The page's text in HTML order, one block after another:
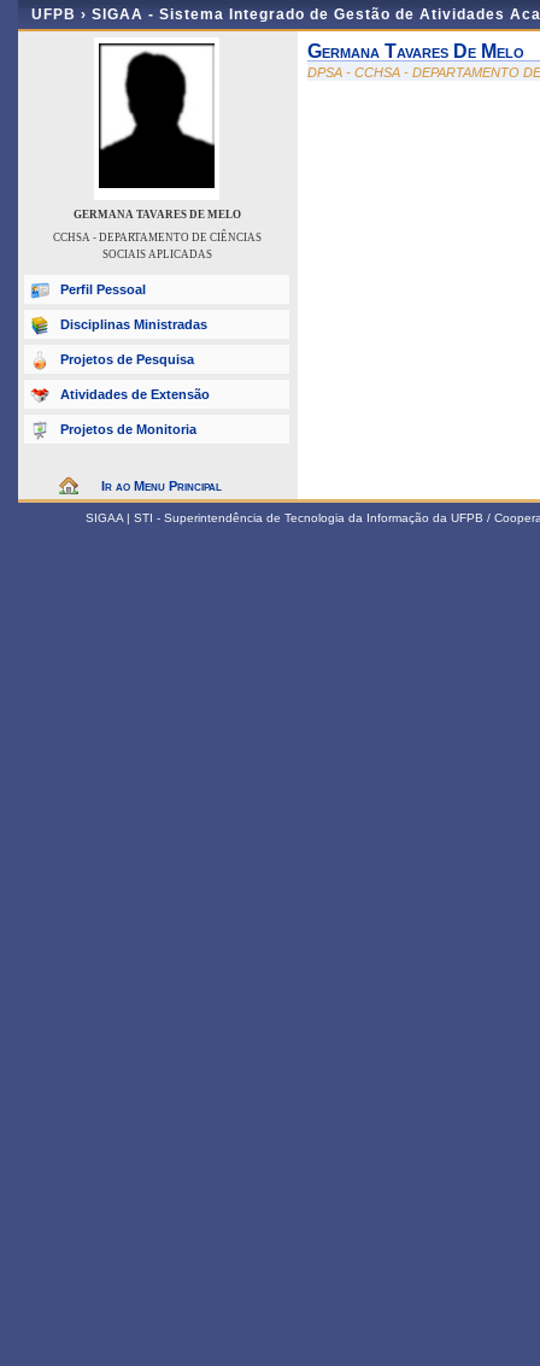
UFPB › SIGAA - Sistema Integrado de Gestão de Atividades
GERMANA TAVARES DE MELO
CCHSA - DEPARTAMENTO DE CIÊNCIAS
SOCIAIS APLICADAS
Perfil Pessoal
Disciplinas Ministradas
Projetos de Pesquisa
Atividades de Extensão
Projetos de Monitoria
Ir ao Menu Principal
Germana Tavares De Melo
DPSA - CCHSA - DEPARTAMENTO
SIGAA | STI - Superintendência de Tecnologia da Informação da UFPB /